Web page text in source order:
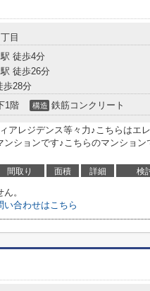
目
駅 徒歩4分
駅 徒歩26分
歩28分
1階 構造 鉄筋コンクリート
アレジデンス等々力♪こちらはエ
ンションです♪こちらのマンション
間取り 面積 詳細 検
。
い合わせはこちら